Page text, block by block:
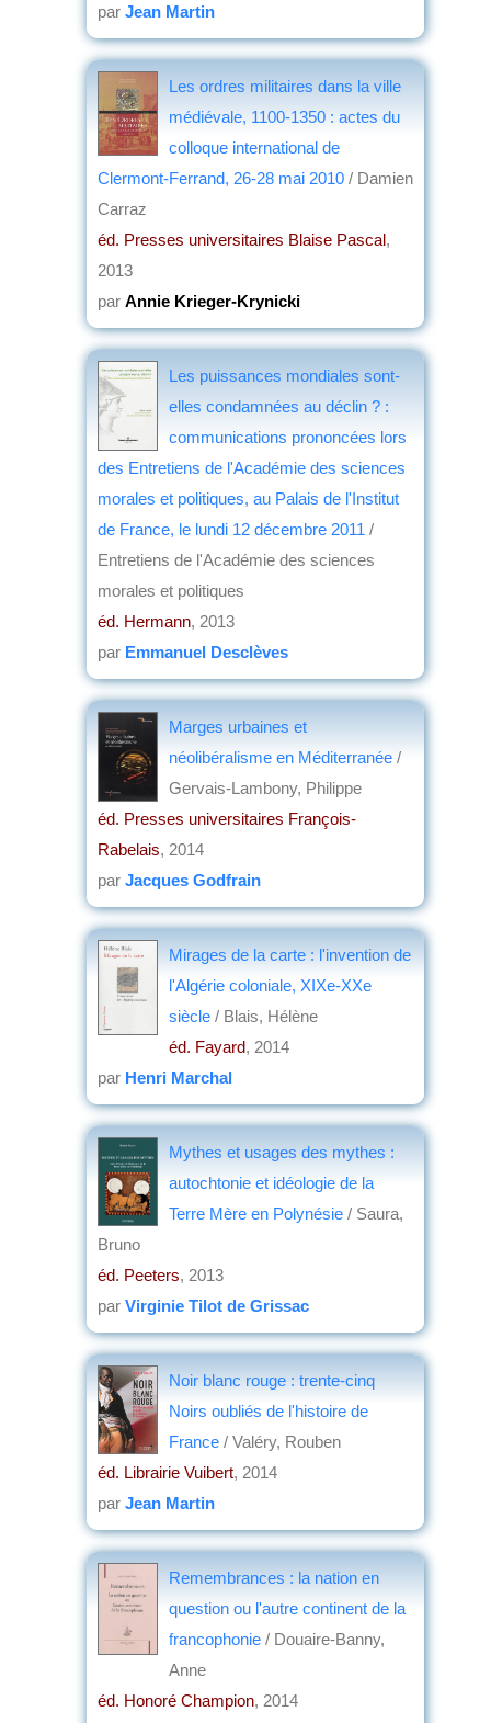
par Jean Martin
Les ordres militaires dans la ville
médiévale, 1100-1350 : actes du
colloque international de
Clermont-Ferrand, 26-28 mai 2010 / Damien
Carraz
éd. Presses universitaires Blaise Pascal,
2013
par Annie Krieger-Krynicki
Les puissances mondiales sont-
elles condamnées au déclin ? :
communications prononcées lors
des Entretiens de l'Académie des sciences
morales et politiques, au Palais de l'Institut
de France, le lundi 12 décembre 2011 /
Entretiens de l'Académie des sciences
morales et politiques
éd. Hermann, 2013
par Emmanuel Desclèves
Marges urbaines et
néolibéralisme en Méditerranée /
Gervais-Lambony, Philippe
éd. Presses universitaires François-
Rabelais, 2014
par Jacques Godfrain
Mirages de la carte : l'invention de
l'Algérie coloniale, XIXe-XXe
siècle / Blais, Hélène
éd. Fayard, 2014
par Henri Marchal
Mythes et usages des mythes :
autochtonie et idéologie de la
Terre Mère en Polynésie / Saura,
Bruno
éd. Peeters, 2013
par Virginie Tilot de Grissac
Noir blanc rouge : trente-cinq
Noirs oubliés de l'histoire de
France / Valéry, Rouben
éd. Librairie Vuibert, 2014
par Jean Martin
Remembrances : la nation en
question ou l'autre continent de la
francophonie / Douaire-Banny,
Anne
éd. Honoré Champion, 2014